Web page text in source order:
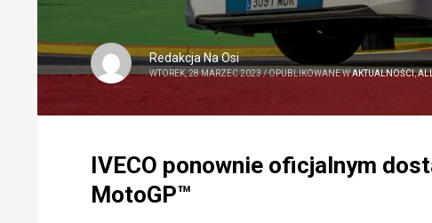
Redakcja Na Osi
WTOREK, 28 MARZEC 2023/OPUBLIKOWANE WAKTUALNOŚCI,
IVECO ponownie oficjalnym
MotoGP™